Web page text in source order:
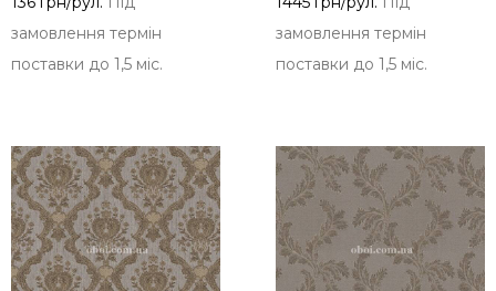
замовлення термін
поставки до 1,5 міс.
замовлення термін
поставки до 1,5 міс.